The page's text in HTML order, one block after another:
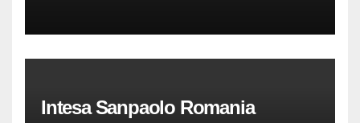
Intesa Sanpaolo Romania